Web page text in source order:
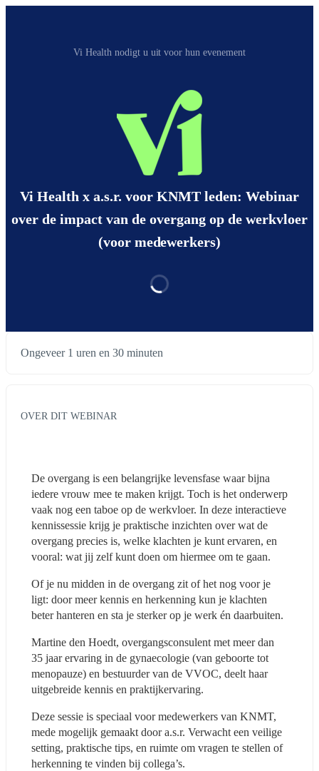
Vi Health nodigt u uit voor hun evenement
Vi Health x a.s.r. voor KNMT leden: Webinar
over de impact van de overgang op de werkvloer
(voor medewerkers)
Ongeveer 1 uren en 30 minuten
OVER DIT WEBINAR
De overgang is een belangrijke levensfase waar bijna
iedere vrouw mee te maken krijgt. Toch is het onderwerp
vaak nog een taboe op de werkvloer. In deze interactieve
kennissessie krijg je praktische inzichten over wat de
overgang precies is, welke klachten je kunt ervaren, en
vooral: wat jij zelf kunt doen om hiermee om te gaan.
Of je nu midden in de overgang zit of het nog voor je
ligt: door meer kennis en herkenning kun je klachten
beter hanteren en sta je sterker op je werk én daarbuiten.
Martine den Hoedt, overgangsconsulent met meer dan
35 jaar ervaring in de gynaecologie (van geboorte tot
menopauze) en bestuurder van de VVOC, deelt haar
uitgebreide kennis en praktijkervaring.
Deze sessie is speciaal voor medewerkers van KNMT,
mede mogelijk gemaakt door a.s.r. Verwacht een veilige
setting, praktische tips, en ruimte om vragen te stellen of
herkenning te vinden bij collega’s.